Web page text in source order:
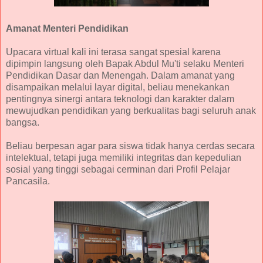
Amanat Menteri Pendidikan
Upacara virtual kali ini terasa sangat spesial karena
dipimpin langsung oleh Bapak Abdul Mu'ti selaku Menteri
Pendidikan Dasar dan Menengah. Dalam amanat yang
disampaikan melalui layar digital, beliau menekankan
pentingnya sinergi antara teknologi dan karakter dalam
mewujudkan pendidikan yang berkualitas bagi seluruh anak
bangsa.
Beliau berpesan agar para siswa tidak hanya cerdas secara
intelektual, tetapi juga memiliki integritas dan kepedulian
sosial yang tinggi sebagai cerminan dari Profil Pelajar
Pancasila.